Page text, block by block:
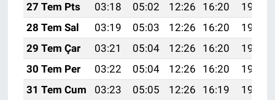
27 Tem Pts
03:18 05:02 12:26 16:20
19:41
28 Tem Sal
03:19 05:03 12:26 16:20
19:40
29 Tem Çar
03:21 05:04 12:26 16:20
19:39
30 Tem Per
03:22 05:04 12:26 16:20
19:38
31 Tem Cum
03:23 05:05 12:26 16:19
19:37